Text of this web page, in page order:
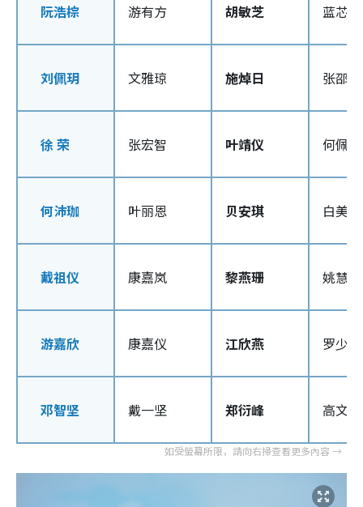
阮浩棕 游有方 胡敏芝 蓝芯凌
刘佩玥 文雅琼 施焯日 张邵聪
徐 荣 张宏智 叶靖仪 何佩雪
何沛珈 叶丽恩 贝安琪 白美雅
戴祖仪 康嘉岚 黎燕珊 姚慧兰
游嘉欣 康嘉仪 江欣燕 罗少芳
邓智坚 戴一坚 郑衍峰 高文森